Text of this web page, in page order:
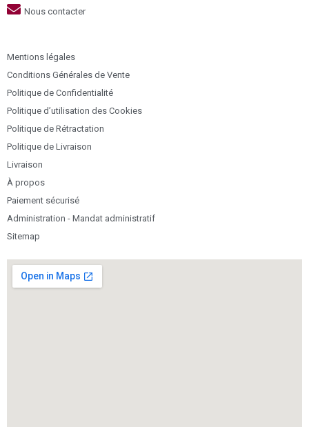
Nous contacter
Mentions légales
Conditions Générales de Vente
Politique de Confidentialité
Politique d’utilisation des Cookies
Politique de Rétractation
Politique de Livraison
Livraison
À propos
Paiement sécurisé
Administration - Mandat administratif
Sitemap